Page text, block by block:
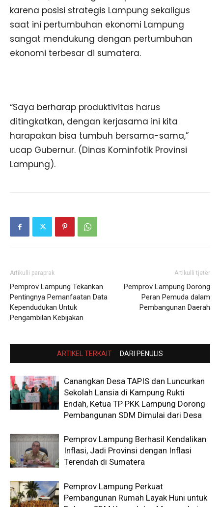
karena posisi strategis Lampung sekaligus
saat ini pertumbuhan ekonomi Lampung
sangat mendukung dengan pertumbuhan
ekonomi terbesar di sumatera.
“Saya berharap produktivitas harus
ditingkatkan, dengan kerjasama ini kita
harapakan bisa tumbuh bersama-sama,”
ucap Gubernur. (Dinas Kominfotik Provinsi
Lampung).
Artikulli paraprak
Pemprov Lampung Tekankan
Pentingnya Pemanfaatan Data
Kependudukan Untuk
Pengambilan Kebijakan
Artikulli tjetër
Pemprov Lampung Dorong
Peran Pemuda dalam
Pembangunan Daerah
ARTIKEL TERKAIT DARI PENULIS
Canangkan Desa TAPIS dan Luncurkan
Sekolah Lansia di Kampung Rukti
Endah, Ketua TP PKK Lampung Dorong
Pembangunan SDM Dimulai dari Desa
Pemprov Lampung Berhasil Kendalikan
Inflasi, Jadi Provinsi dengan Inflasi
Terendah di Sumatera
Pemprov Lampung Perkuat
Pembangunan Rumah Layak Huni untuk